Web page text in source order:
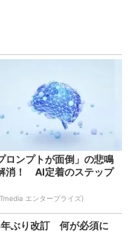
ロンプトが面倒」の悲鳴
消！ AI定着のステップ
エンタープライズ)
ぶり改訂 何が必須に